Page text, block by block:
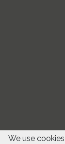
We use